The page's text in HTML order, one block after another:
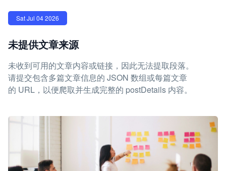
Sat Jul 04 2026
未提供文章来源
未收到可用的文章内容或链接，因此无法提取段落。
请提交包含多篇文章信息的 JSON 数组或每篇文章
的 URL，以便爬取并生成完整的 postDetails 内容。